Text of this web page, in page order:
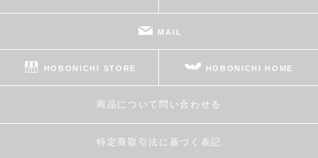
MAIL
HOBONICHI STORE HOBONICHI HOME
商品について問い合わせる
特定商取引法に基づく表記